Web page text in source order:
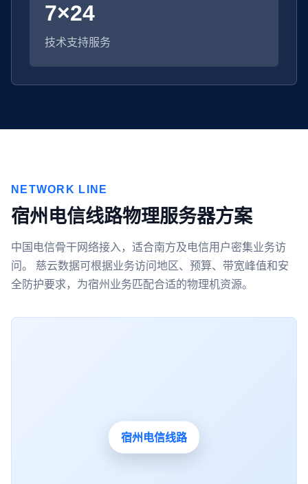
7×24
技术支持服务
NETWORK LINE
宿州电信线路物理服务器方案
中国电信骨干网络接入，适合南方及电信用户密集业务访
问。 慈云数据可根据业务访问地区、预算、带宽峰值和安
全防护要求，为宿州业务匹配合适的物理机资源。